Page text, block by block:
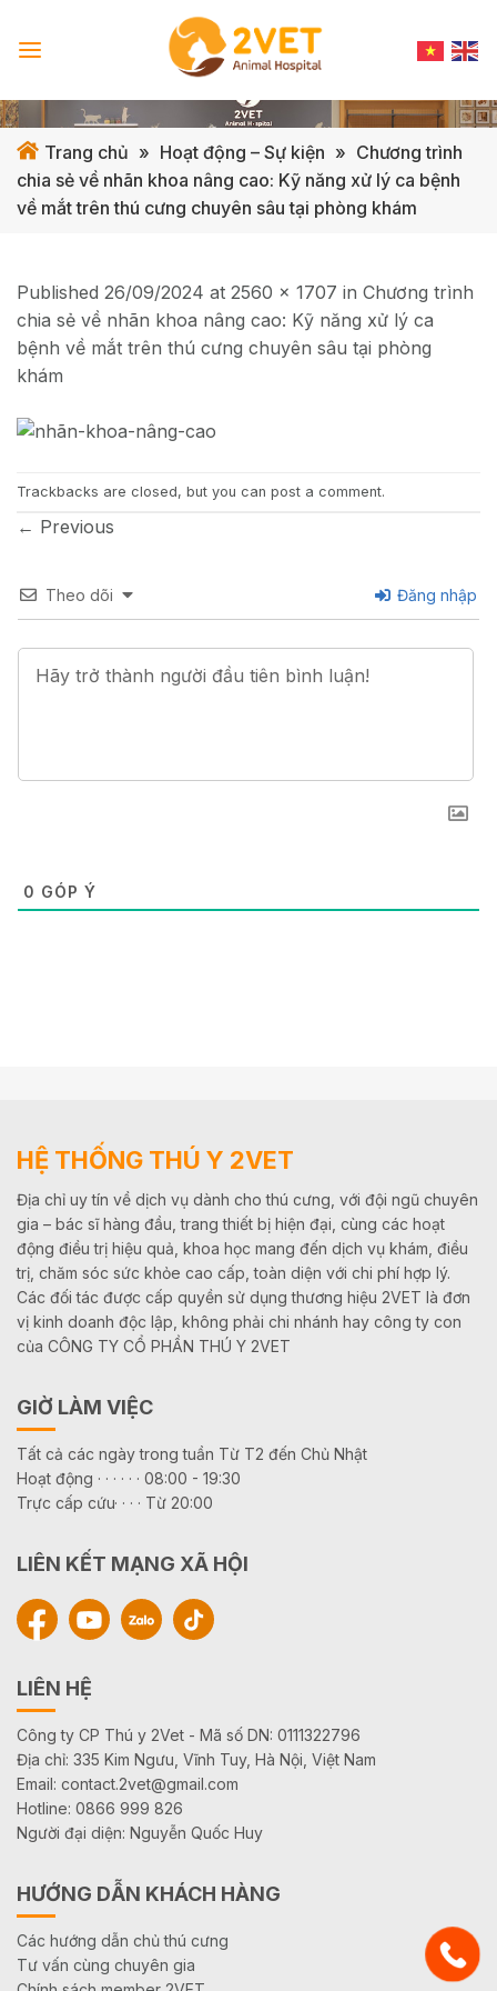
Trang chủ » Hoạt động – Sự kiện » Chương trình
chia sẻ về nhãn khoa nâng cao: Kỹ năng xử lý ca bệnh
về mắt trên thú cưng chuyên sâu tại phòng khám
Published 26/09/2024 at 2560 × 1707 in Chương trình
chia sẻ về nhãn khoa nâng cao: Kỹ năng xử lý ca
bệnh về mắt trên thú cưng chuyên sâu tại phòng
khám
Trackbacks are closed, but you can post a comment.
← Previous
Theo dõi Đăng nhập
0 GÓP Ý
HỆ THỐNG THÚ Y 2VET
Địa chỉ uy tín về dịch vụ dành cho thú cưng, với đội ngũ chuyên
gia – bác sĩ hàng đầu, trang thiết bị hiện đại, cùng các hoạt
động điều trị hiệu quả, khoa học mang đến dịch vụ khám, điều
trị, chăm sóc sức khỏe cao cấp, toàn diện với chi phí hợp lý.
Các đối tác được cấp quyền sử dụng thương hiệu 2VET là đơn
vị kinh doanh độc lập, không phải chi nhánh hay công ty con
của CÔNG TY CỔ PHẦN THÚ Y 2VET
GIỜ LÀM VIỆC
Tất cả các ngày trong tuần Từ T2 đến Chủ Nhật
Hoạt động · · · · · · 08:00 - 19:30
Trực cấp cứu· · · · Từ 20:00
LIÊN KẾT MẠNG XÃ HỘI
LIÊN HỆ
Công ty CP Thú y 2Vet - Mã số DN: 0111322796
Địa chỉ: 335 Kim Ngưu, Vĩnh Tuy, Hà Nội, Việt Nam
Email: contact.2vet@gmail.com
Hotline: 0866 999 826
Người đại diện: Nguyễn Quốc Huy
HƯỚNG DẪN KHÁCH HÀNG
Các hướng dẫn chủ thú cưng
Tư vấn cùng chuyên gia